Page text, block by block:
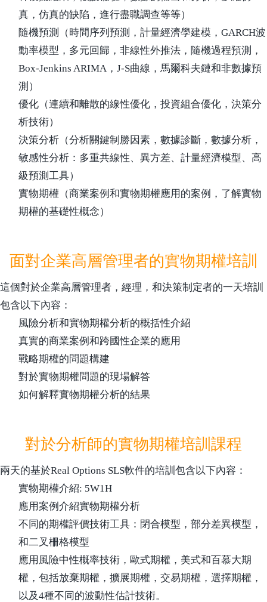
真，仿真的缺陷，進行盡職調查等等）
隨機預測
（時間序列預測，計量經濟學建模，GARCH波
動率模型，多元回歸，非線性外推法，隨機過程預測，
Box-Jenkins ARIMA，J-S曲線，馬爾科夫鏈和非數據預
測）
優化 （連續和離散的線性優化，投資組合優化，決策分
析技術）
決策分析 （分析關鍵制勝因素，數據診斷，數據分析，
敏感性分析：多重共線性、異方差、計量經濟模型、高
級預測工具）
實物期權 （商業案例和實物期權應用的案例，了解實物
期權的基礎性概念）
面對企業高層管理者的實物期權培訓
這個對於企業高層管理者，經理，和決策制定者的一天培訓
包含以下內容：
風險分析和實物期權分析的概括性介紹
真實的商業案例和跨國性企業的應用
戰略期權的問題構建
對於實物期權問題的現場解答
如何解釋實物期權分析的結果
對於分析師的實物期權培訓課程
兩天的基於Real Options SLS軟件的培訓包含以下內容：
實物期權介紹: 5W1H
應用案例介紹實物期權分析
不同的期權評價技術工具：閉合模型，部分差異模型，
和二叉柵格模型
應用風險中性概率技術，歐式期權，美式和百慕大期
權，包括放棄期權，擴展期權，交易期權，選擇期權，
以及4種不同的波動性估計技術。